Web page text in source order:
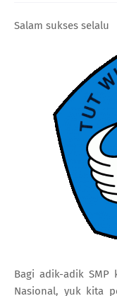
Salam sukses selalu
Bagi adik-adik SMP
Nasional, yuk kita